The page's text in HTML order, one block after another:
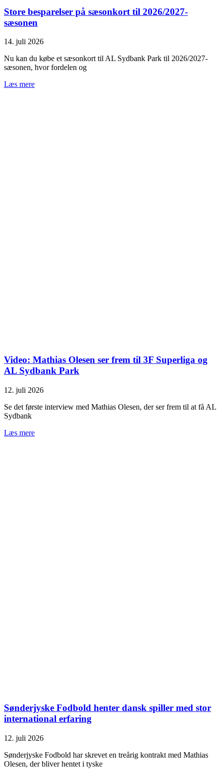
Store besparelser på sæsonkort til 2026/2027-
sæsonen
14. juli 2026
Nu kan du købe et sæsonkort til AL Sydbank Park til 2026/2027-
sæsonen, hvor fordelen og
Læs mere
Video: Mathias Olesen ser frem til 3F Superliga og
AL Sydbank Park
12. juli 2026
Se det første interview med Mathias Olesen, der ser frem til at få AL
Sydbank
Læs mere
Sønderjyske Fodbold henter dansk spiller med stor
international erfaring
12. juli 2026
Sønderjyske Fodbold har skrevet en treårig kontrakt med Mathias
Olesen, der bliver hentet i tyske